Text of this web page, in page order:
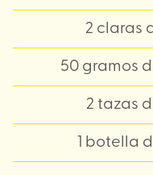
2 claras
50 gramos
2 tazas
1 botella